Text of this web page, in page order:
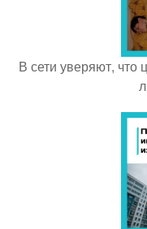
В сети уверяют, что